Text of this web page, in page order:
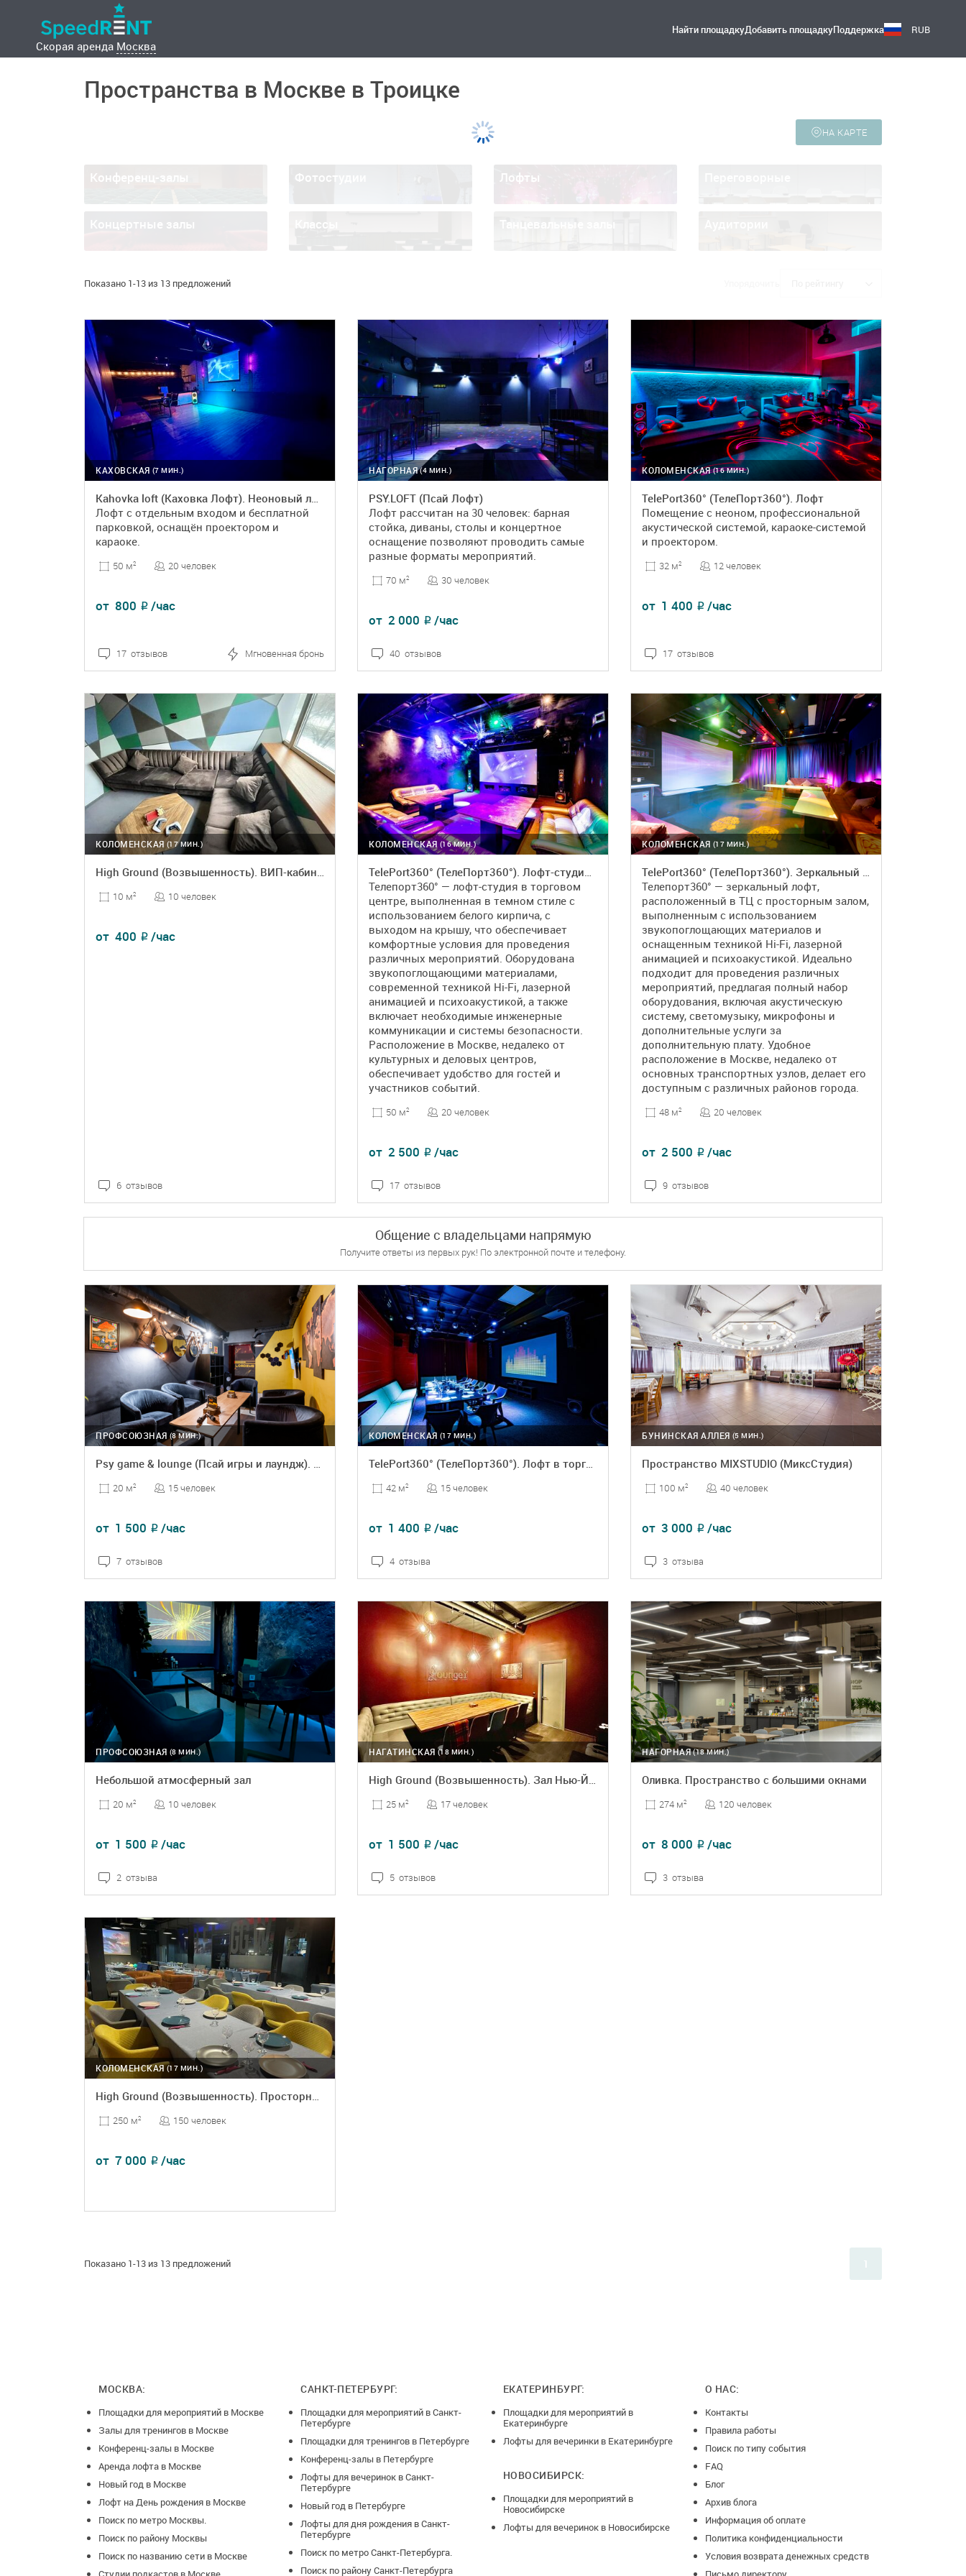
Скорая аренда Москва
Найти площадкуДобавить площадкуПоддержка RUB
Пространства в Москве в Троицке
НА КАРТЕ
Конференц-залы Фотостудии Лофты
Концертные залы Классы Танцевальные залы
Показано 1-13 из 13 предложений
(7 МИН.)
КАХОВСКАЯ
Kahovka loft (Каховка Лофт). Неоновый лофт-зал
Лофт с отдельным входом и бесплатной
парковкой, оснащён проектором и
караоке.
50 м2 20 человек
от 800 ₽ /час
17 отзывов Мгновенная бронь
(4 МИН.)
НАГОРНАЯ
PSY.LOFT (Псай Лофт)
Лофт рассчитан на 30 человек: барная
стойка, диваны, столы и концертное
оснащение позволяют проводить самые
разные форматы мероприятий.
70 м2 30 человек
от 2 000 ₽ /час
40 отзывов
(16 МИН.)
КОЛОМЕНСКАЯ
TelePort360° (ТелеПорт360°). Лофт
Помещение с неоном, профессиональной
акустической системой, караоке-системой
и проектором.
32 м2 12 человек
от 1 400 ₽ /час
17 отзывов
(17 МИН.)
КОЛОМЕНСКАЯ
High Ground (Возвышенность). ВИП-кабинка для небольшой компании
10 м2 10 человек
от 400 ₽ /час
6 отзывов
ПОДРОБНЕЕ БРОНЬ
(16 МИН.)
КОЛОМЕНСКАЯ
TelePort360° (ТелеПорт360°). Лофт-студия в ТЦ
Телепорт360° — лофт-студия в торговом
центре, выполненная в темном стиле с
использованием белого кирпича, с
выходом на крышу, что обеспечивает
комфортные условия для проведения
различных мероприятий. Оборудована
звукопоглощающими материалами,
современной техникой Hi-Fi, лазерной
анимацией и психоакустикой, а также
включает необходимые инженерные
коммуникации и системы безопасности.
Расположение в Москве, недалеко от
культурных и деловых центров,
обеспечивает удобство для гостей и
участников событий.
50 м2 20 человек
от 2 500 ₽ /час
17 отзывов
ПОДРОБНЕЕ БРОНЬ
(17 МИН.)
КОЛОМЕНСКАЯ
TelePort360° (ТелеПорт360°). Зеркальный лофт
Телепорт360° — зеркальный лофт,
расположенный в ТЦ с просторным залом,
выполненным с использованием
звукопоглощающих материалов и
оснащенным техникой Hi-Fi, лазерной
анимацией и психоакустикой. Идеально
подходит для проведения различных
мероприятий, предлагая полный набор
оборудования, включая акустическую
систему, светомузыку, микрофоны и
дополнительные услуги за
дополнительную плату. Удобное
расположение в Москве, недалеко от
основных транспортных узлов, делает его
доступным с различных районов города.
48 м2 20 человек
от 2 500 ₽ /час
9 отзывов
ПОДРОБНЕЕ БРОНЬ
Общение с владельцами напрямую
Получите ответы из первых рук! По электронной почте и телефону.
(8 МИН.)
ПРОФСОЮЗНАЯ
Psy game & lounge (Псай игры и лаундж). Отдельная комната
20 м2 15 человек
от 1 500 ₽ /час
7 отзывов
(17 МИН.)
КОЛОМЕНСКАЯ
TelePort360° (ТелеПорт360°). Лофт в торговом центре
42 м2 15 человек
от 1 400 ₽ /час
4 отзыва
(5 МИН.)
БУНИНСКАЯ АЛЛЕЯ
Пространство MIXSTUDIO (МиксСтудия)
100 м2 40 человек
от 3 000 ₽ /час
3 отзыва
(8 МИН.)
ПРОФСОЮЗНАЯ
Небольшой атмосферный зал
20 м2 10 человек
от 1 500 ₽ /час
2 отзыва
(18 МИН.)
НАГАТИНСКАЯ
High Ground (Возвышенность). Зал Нью-Йорк
25 м2 17 человек
от 1 500 ₽ /час
5 отзывов
(18 МИН.)
НАГОРНАЯ
Оливка. Пространство с большими окнами
274 м2 120 человек
от 8 000 ₽ /час
3 отзыва
(17 МИН.)
КОЛОМЕНСКАЯ
High Ground (Возвышенность). Просторный стильный лофт
250 м2 150 человек
от 7 000 ₽ /час
Показано 1-13 из 13 предложений 1
МОСКВА:
Площадки для мероприятий в Москве
Залы для тренингов в Москве
Конференц-залы в Москве
Аренда лофта в Москве
Новый год в Москве
Лофт на День рождения в Москве
Поиск по метро Москвы.
Поиск по району Москвы
Поиск по названию сети в Москве
САНКТ-ПЕТЕРБУРГ:
Площадки для мероприятий в Санкт-
Петербурге
Площадки для тренингов в Петербурге
Конференц-залы в Петербурге
Лофты для вечеринок в Санкт-
Петербурге
Новый год в Петербурге
Лофты для дня рождения в Санкт-
Петербурге
Поиск по метро Санкт-Петербурга.
Поиск по району Санкт-Петербурга
ЕКАТЕРИНБУРГ:
Площадки для мероприятий в
Екатеринбурге
Лофты для вечеринки в Екатеринбурге
НОВОСИБИРСК:
Площадки для мероприятий в
Новосибирске
Лофты для вечеринок в Новосибирске
О НАС:
Контакты
Правила работы
Поиск по типу события
FAQ
Блог
Архив блога
Информация об оплате
Политика конфиденциальности
Условия возврата денежных средств